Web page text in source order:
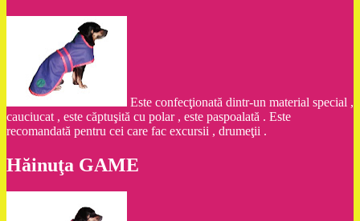
Este confecţionată dintr-un material special ,
cauciucat , este căptuşită cu polar , este paspoalată . Este
recomandată pentru cei care fac excursii , drumeţii .
Hăinuţa GAME